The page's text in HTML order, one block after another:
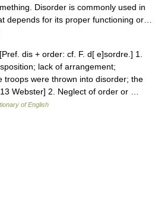
Disorder is commonly used in
depends for its proper functioning or…
dis + order: cf. F. d[ e]sordre.] 1.
lack of arrangement;
troops were thrown into disorder; the
Webster] 2. Neglect of order or …
of English